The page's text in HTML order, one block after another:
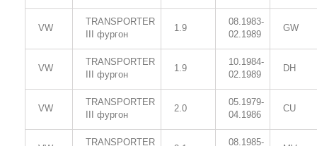
VW
TRANSPORTER
III фургон
1.9
08.1983-
02.1989
GW
VW
TRANSPORTER
III фургон
1.9
10.1984-
02.1989
DH
VW
TRANSPORTER
III фургон
2.0
05.1979-
04.1986
CU
TRANSPORTER
08.1985-